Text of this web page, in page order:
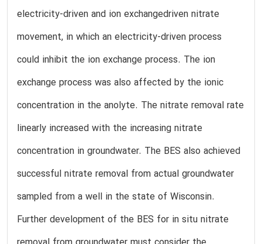
electricity-driven and ion exchangedriven nitrate
movement, in which an electricity-driven process
could inhibit the ion exchange process. The ion
exchange process was also affected by the ionic
concentration in the anolyte. The nitrate removal rate
linearly increased with the increasing nitrate
concentration in groundwater. The BES also achieved
successful nitrate removal from actual groundwater
sampled from a well in the state of Wisconsin.
Further development of the BES for in situ nitrate